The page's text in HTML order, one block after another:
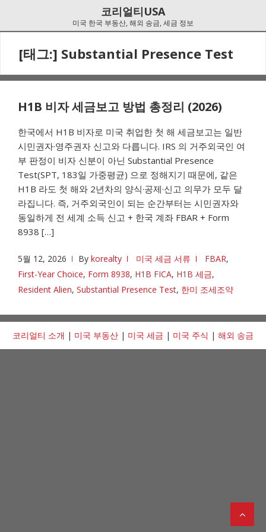
코리얼티USA
미국 한국 부동산, 해외 송금, 세금 정보
[태그:] Substantial Presence Test
H1B 비자 세금보고 방법 총정리 (2026)
한국에서 H1B 비자로 미국 취업한 첫 해 세금보고는 일반
시민권자·영주권자 신고와 다릅니다. IRS 의 거주외국인 여
부 판정이 비자 신분이 아닌 Substantial Presence
Test(SPT, 183일 가중평균) 으로 정해지기 때문에, 같은
H1B 라도 첫 해와 2년차의 양식·공제·신고 의무가 모두 달
라집니다. 즉, 거주외국인이 되는 순간부터는 시민권자와
동일하게 전 세계 소득 신고 + 한국 계좌 FBAR + Form
8938 […]
5월 12, 2026 By korealty 미국 세금 서류 FBAR,
First-Year Choice, Form 8938, H1B FICA, H1B 세금,
Resident Alien, Substantial Presence Test, 한미 조세조약
코리얼티 소개 | 미국 부동산 | 미국 세금 | 미국 주식 | 해외 송금